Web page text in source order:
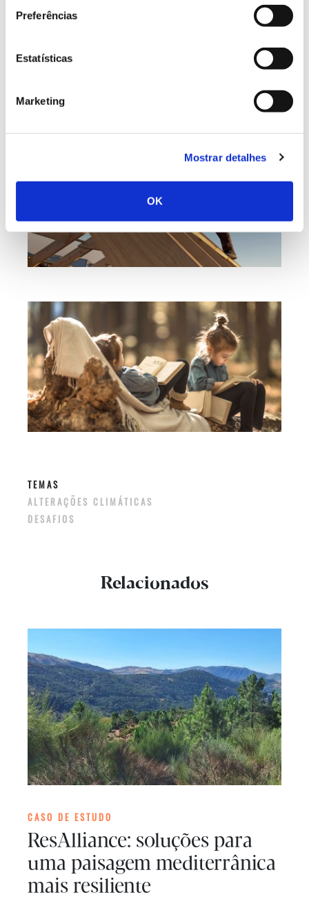
Preferências
Estatísticas
Marketing
Mostrar detalhes
OK
bioeconomia circular, na qual os recursos
resíduos assumam um papel fundamental.
TEMAS
ALTERAÇÕES CLIMÁTICAS
DESAFIOS
Relacionados
CASO DE ESTUDO
ResAlliance: soluções para
uma paisagem mediterrânica
mais resiliente